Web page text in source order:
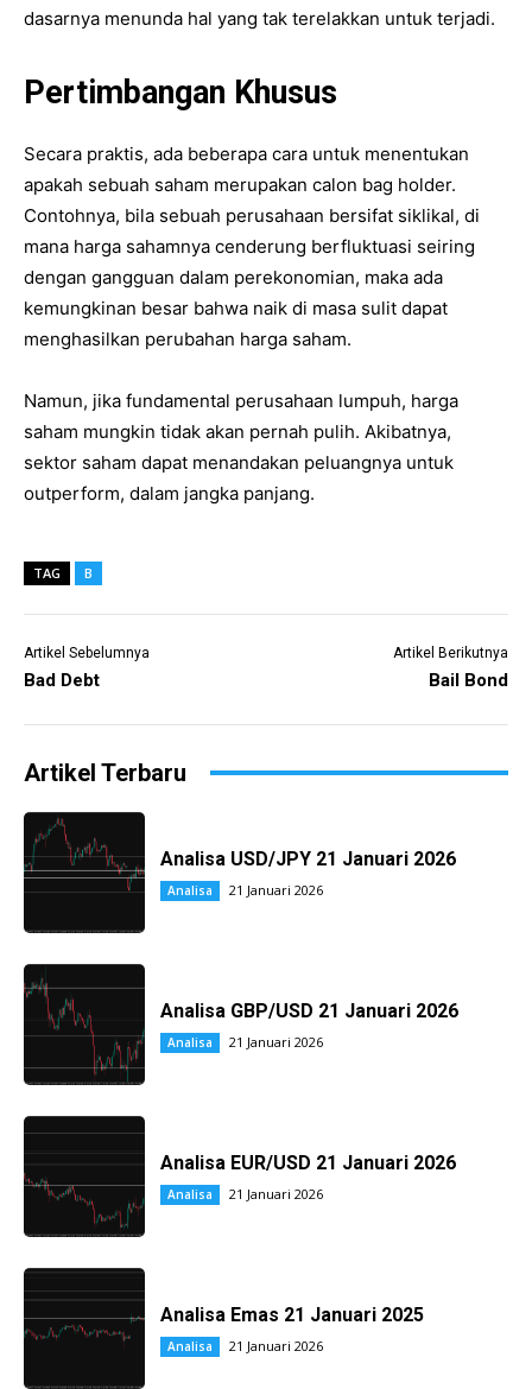
dasarnya menunda hal yang tak terelakkan untuk terjadi.
Pertimbangan Khusus
Secara praktis, ada beberapa cara untuk menentukan
apakah sebuah saham merupakan calon bag holder.
Contohnya, bila sebuah perusahaan bersifat siklikal, di
mana harga sahamnya cenderung berfluktuasi seiring
dengan gangguan dalam perekonomian, maka ada
kemungkinan besar bahwa naik di masa sulit dapat
menghasilkan perubahan harga saham.
Namun, jika fundamental perusahaan lumpuh, harga
saham mungkin tidak akan pernah pulih. Akibatnya,
sektor saham dapat menandakan peluangnya untuk
outperform, dalam jangka panjang.
TAG B
Artikel Sebelumnya
Bad Debt
Artikel Berikutnya
Bail Bond
Artikel Terbaru
Analisa USD/JPY 21 Januari 2026
Analisa 21 Januari 2026
Analisa GBP/USD 21 Januari 2026
Analisa 21 Januari 2026
Analisa EUR/USD 21 Januari 2026
Analisa 21 Januari 2026
Analisa Emas 21 Januari 2025
Analisa 21 Januari 2026